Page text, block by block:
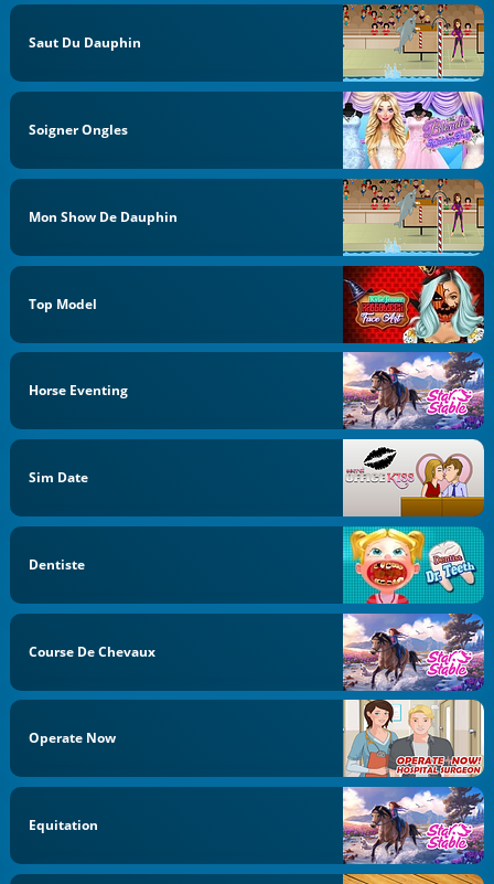
Saut Du Dauphin
Soigner Ongles
Mon Show De Dauphin
Top Model
Horse Eventing
Sim Date
Dentiste
Course De Chevaux
Operate Now
Equitation